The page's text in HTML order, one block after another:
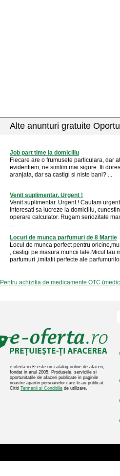
Alte anunturi gratuite
Job part time la domiciliu
Fiecare are o frumusete particulara, dar
evidentiem, ne simtim mai sigure. Iti
aranjata, dar sa castigi si niste bani? ...
Venit suplimentar. Urgent !
Venit suplimentar. Urgent ! Cautam
interesati sa lucreze la domiciliu,
operare calculator. Rugam seriozitate
...
Locuri de munca parfumuri de 8 Martie
Locul de munca perfect pentru
, castigi pe masura muncii tale.Micul tau
parfumuri ,imitatii perfecte ale
Pentru achizitia de medicamente OTC
e-oferta.ro ® este un catalog online de afaceri,
fondat in anul 2005. Produsele, serviciile si
oportunitatile de afaceri publicate in paginile
noastre apartin persoanelor care le-au publicat.
Cititi Termenii si Conditiile de utilizare.